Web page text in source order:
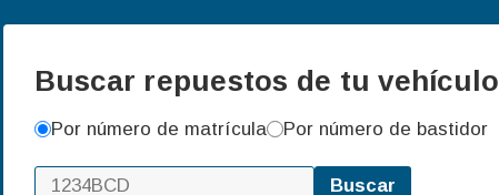
Buscar repuestos de tu vehículo
Por número de matrícula Por número de bastidor
Buscar